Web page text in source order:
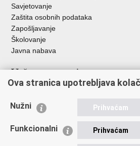
Savjetovanje
Zaštita osobnih podataka
Zapošljavanje
Školovanje
Javna nabava
Važne poveznice
Ministarstvo unutarnjih poslova
Udruge
Policijska akademija
Ova stranica upotrebljava
Nužni Prihvaćam
Funkcionalni Prihvaćam